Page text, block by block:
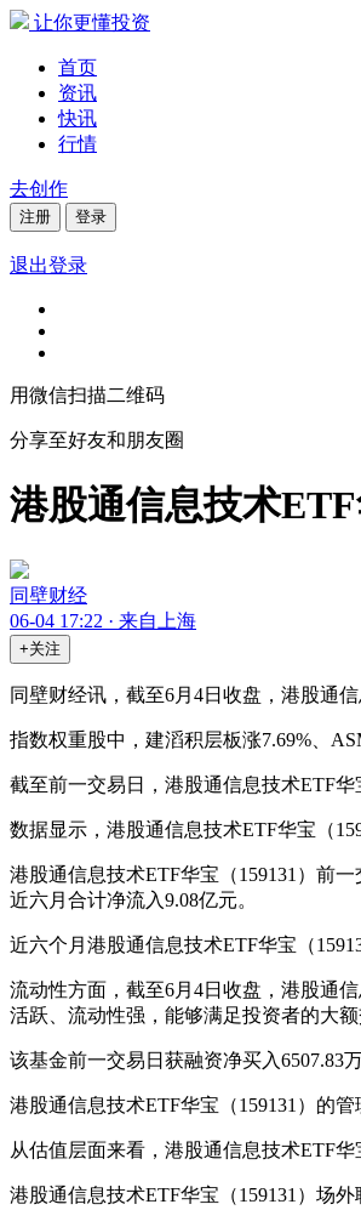
让你更懂投资
首页
资讯
快讯
行情
去创作
注册 登录
退出登录
用微信扫描二维码
分享至好友和朋友圈
港股通信息技术
同壁财经
06-04 17:22 · 来自上海
+关注
同壁财经讯，截至6月4日收盘，港股通
指数权重股中，建滔积层板涨7.69%、
截至前一交易日，港股通信息技术ETF华
数据显示，港股通信息技术ETF华宝（
港股通信息技术ETF华宝（159131）前
近六月合计净流入9.08亿元。
近六个月港股通信息技术ETF华宝（
流动性方面，截至6月4日收盘，港股通
活跃、流动性强，能够满足投资者的大额
该基金前一交易日获融资净买入6507.83
港股通信息技术ETF华宝（159131）的管
从估值层面来看，港股通信息技术ETF
港股通信息技术ETF华宝（159131）场外